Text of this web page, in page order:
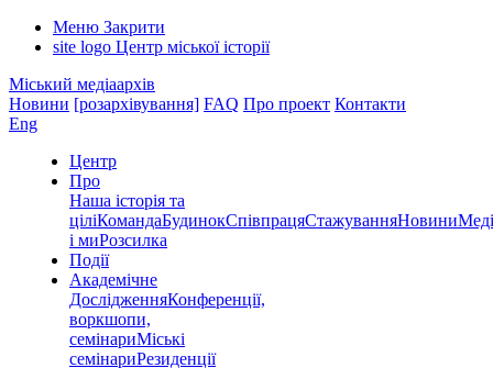
Меню Закрити
site logo Центр міської історії
Міський медіаархів
Новини [розархівування] FAQ Про проект Контакти
Eng
Центр
Про
Наша історія та
ціліКомандаБудинокСпівпрацяСтажуванняНовини
і миРозсилка
Події
Академічне
ДослідженняКонференції,
воркшопи,
семінариМіські
семінариРезиденції